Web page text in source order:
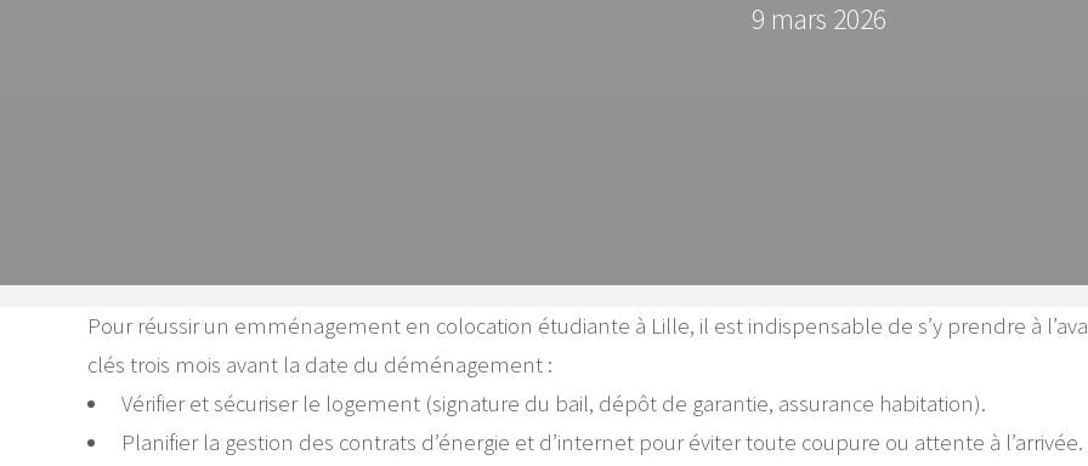
9 mars 2026
Pour réussir un emménagement en colocation étudiante à Lille, il est indispensable de s’y prendre à
clés trois mois avant la date du déménagement :
Vérifier et sécuriser le logement (signature du bail, dépôt de garantie, assurance habitation).
Planifier la gestion des contrats d’énergie et d’internet pour éviter toute coupure ou attente à l’arrivée.